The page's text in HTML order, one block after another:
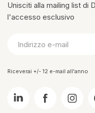
Unisciti alla mailing list di
l'accesso esclusivo
Riceverai +/- 12 e-mail all'anno